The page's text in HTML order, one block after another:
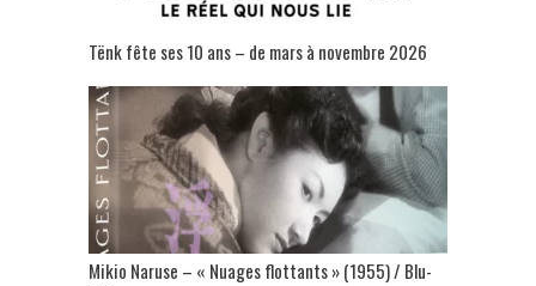
Tënk fête ses 10 ans – de mars à novembre 2026
Mikio Naruse – « Nuages flottants » (1955) / Blu-